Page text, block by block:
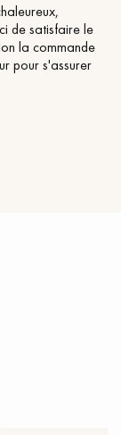
appelle
de satisfaire le
la commande
pour s'assurer